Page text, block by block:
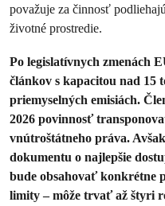
považuje za činnosť
životné prostredie.
Po legislatívnych zmenách
článkov s kapacitou nad 15
priemyselných emisiách.
2026 povinnosť
vnútroštátneho práva.
dokumentu o najlepšie
bude obsahovať konkrétne
limity – môže trvať až štyri